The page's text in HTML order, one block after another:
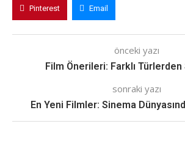
Pinterest Email
önceki yazı
Film Önerileri: Farklı
sonraki yazı
En Yeni Filmler: Sinema